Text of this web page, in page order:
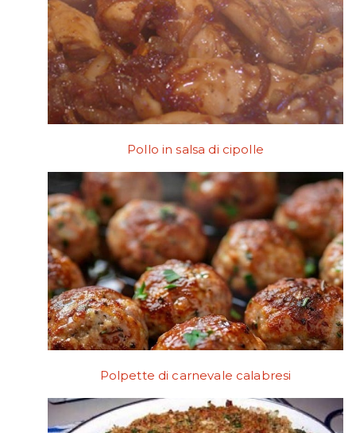
Pollo in salsa di cipolle
Polpette di carnevale calabresi